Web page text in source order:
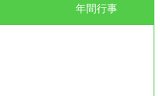
年間行事